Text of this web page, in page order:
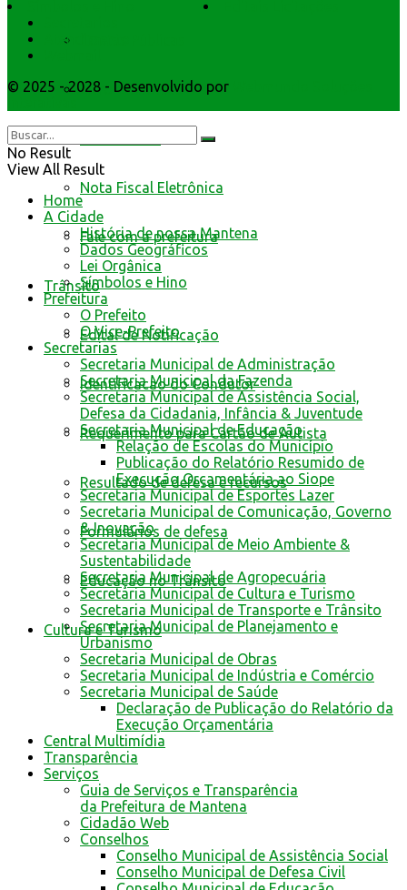
Livro Eletrônico
Nota Fiscal Eletrônica
Fale com a prefeitura
Trânsito
Edital de Notificação
Identificacao do Condutor
Requerimento para Cartão de Autista
Resultado de defesa e recursos
Formulários de defesa
Educação no Trânsito
Cultura e Turismo
Atendimento
© 2025 - 2028 - Desenvolvido por
No Result
View All Result
Home
A Cidade
História de nossa Mantena
Dados Geográficos
Lei Orgânica
Símbolos e Hino
Prefeitura
O Prefeito
O Vice-Prefeito
Secretarias
Secretaria Municipal de Administração
Secretaria Municipal da Fazenda
Secretaria Municipal de Assistência Social,
Defesa da Cidadania, Infância & Juventude
Secretaria Municipal de Educação
Relação de Escolas do Município
Publicação do Relatório Resumido de
Execução Orçamentária ao Siope
Secretaria Municipal de Esportes Lazer
Secretaria Municipal de Comunicação, Governo
& Inovação
Secretaria Municipal de Meio Ambiente &
Sustentabilidade
Secretaria Municipal de Agropecuária
Secretaria Municipal de Cultura e Turismo
Secretaria Municipal de Transporte e Trânsito
Secretaria Municipal de Planejamento e
Urbanismo
Secretaria Municipal de Obras
Secretaria Municipal de Indústria e Comércio
Secretaria Municipal de Saúde
Declaração de Publicação do Relatório da
Execução Orçamentária
Central Multimídia
Transparência
Serviços
Guia de Serviços e Transparência
da Prefeitura de Mantena
Cidadão Web
Conselhos
Conselho Municipal de Assistência Social
Conselho Municipal de Defesa Civil